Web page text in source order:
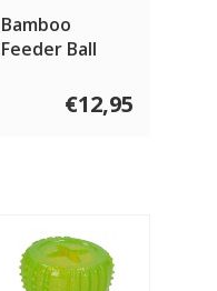
Bamboo
Feeder Ball
€12,95